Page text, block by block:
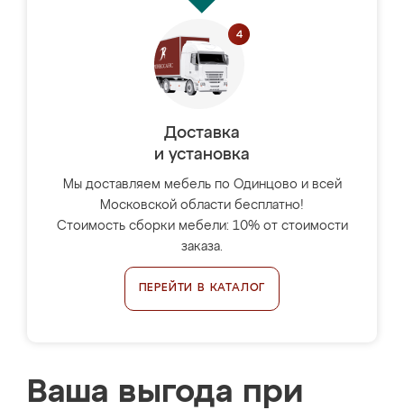
Доставка
и установка
Мы доставляем мебель по Одинцово и всей
Московской области бесплатно!
Стоимость сборки мебели: 10% от стоимости
заказа.
ПЕРЕЙТИ В КАТАЛОГ
Ваша выгода при